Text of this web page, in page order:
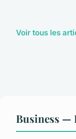
Voir tous les
Business —